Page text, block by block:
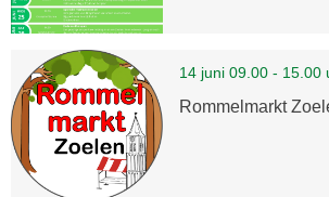
14 juni 09.00 - 15.00
Rommelmarkt